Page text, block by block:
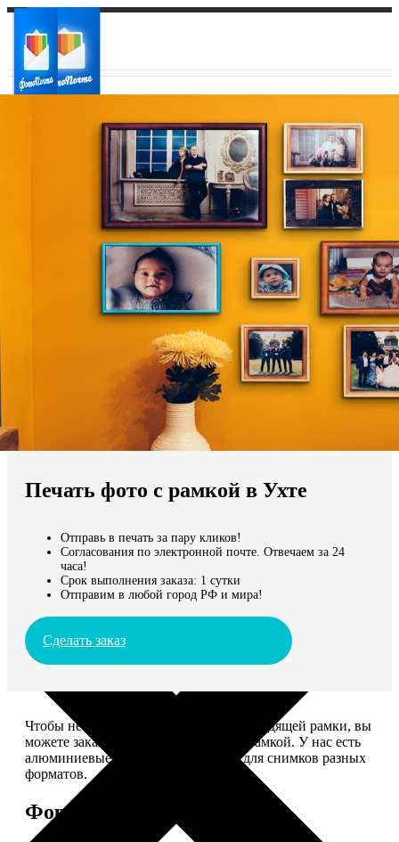
Ваш регион доставки
Выберите из списка:
Мы доставляем по всему миру
Продолжить без города
Печать фото с рамкой в Ухте
Отправь в печать за пару кликов!
Согласования по электронной почте. Отвечаем за 24
часа!
Срок выполнения заказа: 1 сутки
Отправим в любой город РФ и мира!
Сделать заказ
Чтобы не тратить время на поиск подходящей рамки, вы
можете заказать печать фото сразу с рамкой. У нас есть
алюминиевые и деревянные рамки для снимков разных
форматов.
Форматы и цены